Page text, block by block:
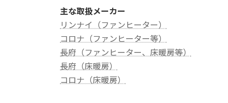
主な取扱メーカー
リンナイ（ファンヒーター）
コロナ（ファンヒーター等）
長府（ファンヒーター、床暖房等）
長府（床暖房）
コロナ（床暖房）